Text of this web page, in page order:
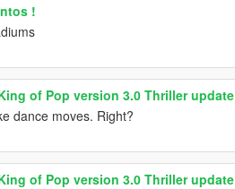
!
of Pop version 3.0 Thriller update
dance moves. Right?
of Pop version 3.0 Thriller update